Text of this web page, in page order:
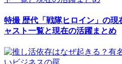
特撮 歴代「戦隊ヒロイン」の
ャスト一覧と現在の活躍まとめ